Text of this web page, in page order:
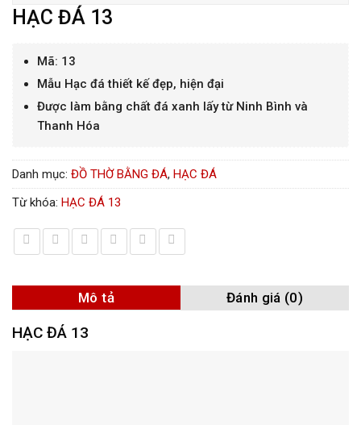
HẠC ĐÁ 13
Mã: 13
Mẫu Hạc đá thiết kế đẹp, hiện đại
Được làm bằng chất đá xanh lấy từ Ninh Bình và
Thanh Hóa
Danh mục: ĐỒ THỜ BẰNG ĐÁ, HẠC ĐÁ
Từ khóa: HẠC ĐÁ 13
Mô tả Đánh giá (0)
HẠC ĐÁ 13